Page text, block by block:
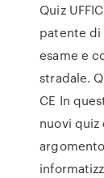
Quiz
patente di
esame e
stradale.
CE In
nuovi quiz